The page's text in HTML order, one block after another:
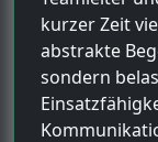
kurzer Zeit
abstrakte
sondern